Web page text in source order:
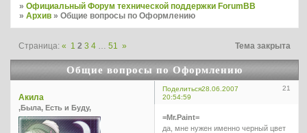
»Официальный Форум технической поддержки ForumBB
»Архив »Общие вопросы по Оформлению
Общие вопросы по Оформлению
Страница:« 1 2 3 4 … 51 » Тема закрыта
Поделиться 21
28.06.2007
20:54:59
Акила
,Была, Есть и Буду,
=Mr.Paint=
да, мне нужен именно черный цвет